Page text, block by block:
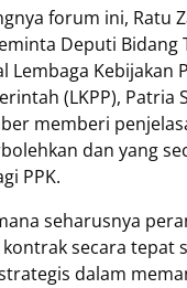
forum ini, Ratu
Deputi Bidang
Lembaga Kebijakan
(LKPP), Patria
memberi
dan yang
PPK.
seharusnya
secara tepat
dalam